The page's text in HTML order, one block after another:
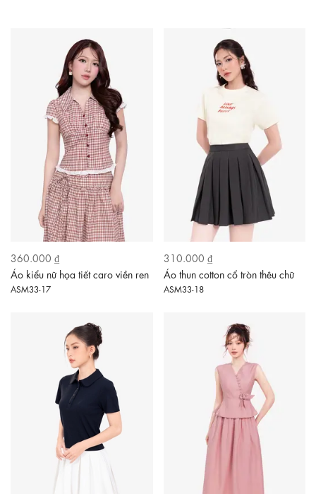
360.000 ₫
Áo kiểu nữ họa tiết caro viền ren
ASM33-17
310.000 ₫
Áo thun cotton cổ tròn thêu chữ
ASM33-18